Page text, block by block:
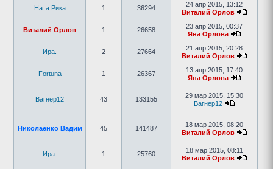
Ната Рика 1 36294
24 апр 2015, 13:12
Виталий Орлов
Виталий Орлов 1 26658
23 апр 2015, 00:37
Яна Орлова
Ира. 2 27664
21 апр 2015, 20:28
Виталий Орлов
Fortuna 1 26367
13 апр 2015, 17:40
Яна Орлова
Вагнер12 43 133155
29 мар 2015, 15:30
Вагнер12
Николаенко Вадим 45 141487
18 мар 2015, 08:20
Виталий Орлов
Ира. 1 25760
18 мар 2015, 08:11
Виталий Орлов